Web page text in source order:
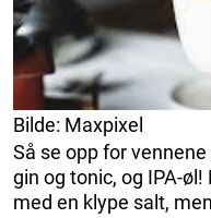
Bilde: Maxpixel
Så se opp for
gin og tonic, og IPA-
med en klype salt,